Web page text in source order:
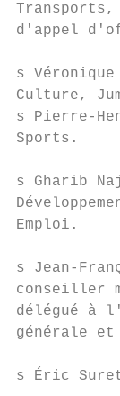
d'appel
s
Culture,
s Pierre-
Sports.
s Gharib
Emploi.
s Jean-
conseiller
délégué à
générale et
s Éric